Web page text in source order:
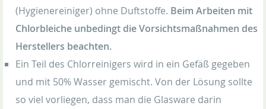
(Hygienereiniger) ohne Duftstoffe. Beim Arbeiten mit
Chlorbleiche unbedingt die Vorsichtsmaßnahmen des
Herstellers beachten.
Ein Teil des Chlorreinigers wird in ein Gefäß gegeben
und mit 50% Wasser gemischt. Von der Lösung sollte
so viel vorliegen, dass man die Glasware darin